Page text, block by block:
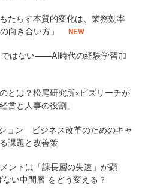
たらす本質的変化は、業務効率
向き合い方」
NEW
はない——AI時代の経験学習加
とは？松尾研究所×ビズリーチが
営と人事の役割」
ョン ビジネス改革のためのキャ
課題と改善策
ントは「課長層の失速」が顕
い中間層”をどう変える？